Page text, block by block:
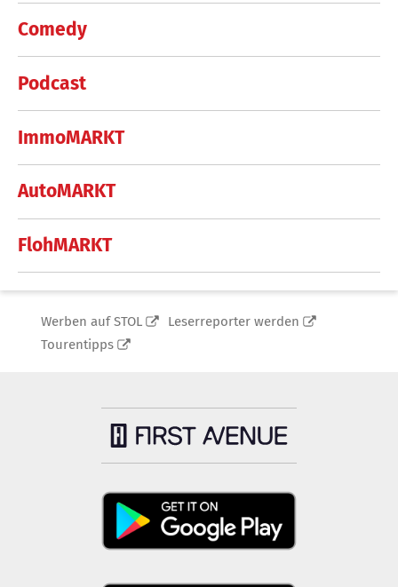
Comedy
Podcast
ImmoMARKT
AutoMARKT
FlohMARKT
Werben auf STOL
Leserreporter werden
Tourentipps